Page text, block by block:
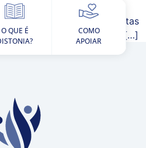
Cinesiofobia ficam
e param de realizar muitas
isso acabam ficando mais […]
O QUE É
COMO
APOIAR